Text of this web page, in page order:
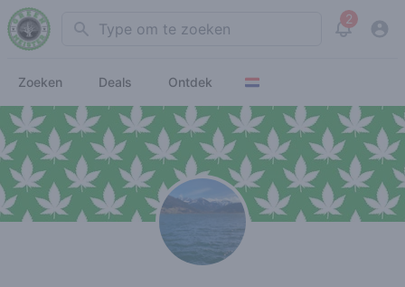
Search 2
View
Zoeken Deals Ontdek